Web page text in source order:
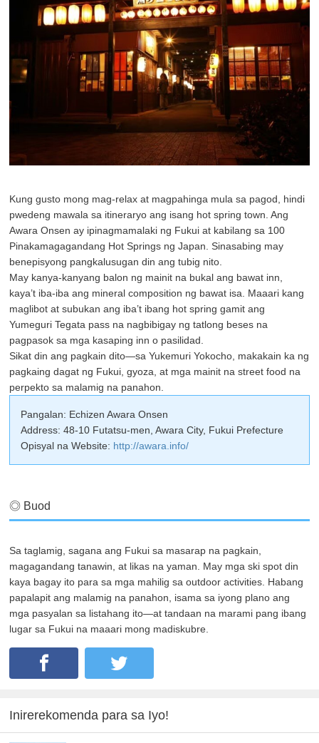
Kung gusto mong mag-relax at magpahinga mula sa pagod, hindi
pwedeng mawala sa itineraryo ang isang hot spring town. Ang
Awara Onsen ay ipinagmamalaki ng Fukui at kabilang sa 100
Pinakamagagandang Hot Springs ng Japan. Sinasabing may
benepisyong pangkalusugan din ang tubig nito.
May kanya-kanyang balon ng mainit na bukal ang bawat inn,
kaya’t iba-iba ang mineral composition ng bawat isa. Maaari kang
maglibot at subukan ang iba’t ibang hot spring gamit ang
Yumeguri Tegata pass na nagbibigay ng tatlong beses na
pagpasok sa mga kasaping inn o pasilidad.
Sikat din ang pagkain dito—sa Yukemuri Yokocho, makakain ka ng
pagkaing dagat ng Fukui, gyoza, at mga mainit na street food na
perpekto sa malamig na panahon.
Pangalan: Echizen Awara Onsen
Address: 48-10 Futatsu-men, Awara City, Fukui Prefecture
Opisyal na Website: http://awara.info/
◎ Buod
Sa taglamig, sagana ang Fukui sa masarap na pagkain,
magagandang tanawin, at likas na yaman. May mga ski spot din
kaya bagay ito para sa mga mahilig sa outdoor activities. Habang
papalapit ang malamig na panahon, isama sa iyong plano ang
mga pasyalan sa listahang ito—at tandaan na marami pang ibang
lugar sa Fukui na maaari mong madiskubre.
Inirerekomenda para sa Iyo!